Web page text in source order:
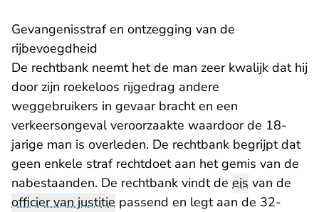
Gevangenisstraf en ontzegging van de
rijbevoegdheid
De rechtbank neemt het de man zeer kwalijk dat hij
door zijn roekeloos rijgedrag andere
weggebruikers in gevaar bracht en een
verkeersongeval veroorzaakte waardoor de 18-
jarige man is overleden. De rechtbank begrijpt dat
geen enkele straf rechtdoet aan het gemis van de
nabestaanden. De rechtbank vindt de eis van de
officier van justitie passend en legt aan de 32-